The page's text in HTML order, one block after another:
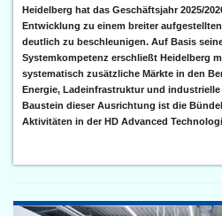
Heidelberg hat das Geschäftsjahr 2025/
Entwicklung zu einem breiter
deutlich zu beschleunigen. Auf Basis
Systemkompetenz erschließt Heidelberg
systematisch zusätzliche Märkte in den
Energie, Ladeinfrastruktur und
Baustein dieser Ausrichtung ist die
Aktivitäten in der HD Advanced